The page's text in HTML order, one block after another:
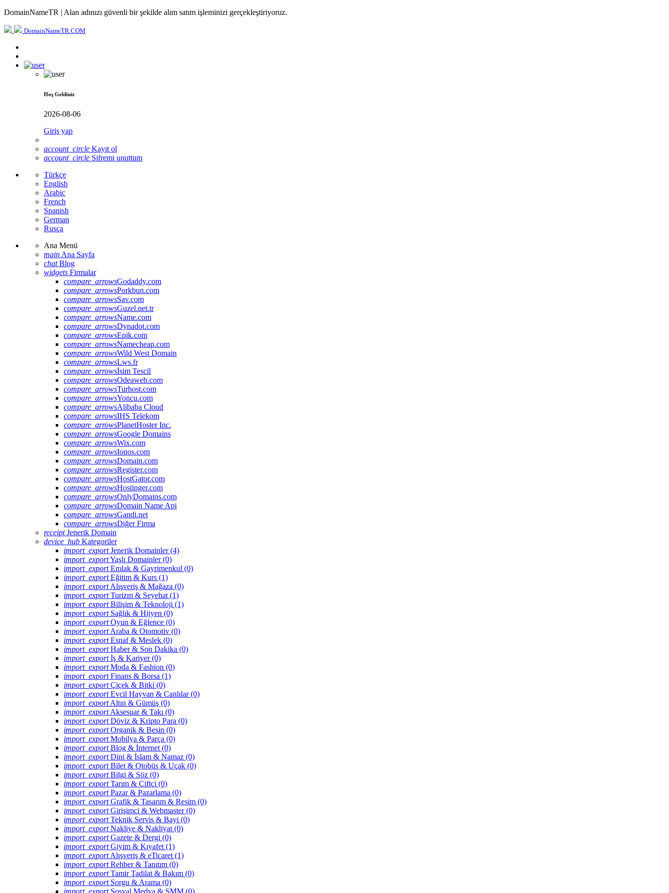
DomainNameTR | Alan adınızı güvenli bir şekilde alım satım işleminizi gerçekleştiriyoruz.
DomainNameTR.COM
Hoş Geldiniz
2026-08-06
Giriş yap
account_circle Kayıt ol
account_circle Şifremi unuttum
Türkçe
English
Arabic
French
Spanish
German
Rusça
Ana Menü
main Ana Sayfa
chatBlog
widgets Firmalar
compare_arrowsGodaddy.com
compare_arrowsPorkbun.com
compare_arrowsSav.com
compare_arrowsGuzel.net.tr
compare_arrowsName.com
compare_arrowsDynadot.com
compare_arrowsEpik.com
compare_arrowsNamecheap.com
compare_arrowsWild West Domain
compare_arrowsLws.fr
compare_arrowsİsim Tescil
compare_arrowsOdeaweb.com
compare_arrowsTurhost.com
compare_arrowsYoncu.com
compare_arrowsAlibaba Cloud
compare_arrowsIHS Telekom
compare_arrowsPlanetHoster Inc.
compare_arrowsGoogle Domains
compare_arrowsWix.com
compare_arrowsIonos.com
compare_arrowsDomain.com
compare_arrowsRegister.com
compare_arrowsHostGator.com
compare_arrowsHostinger.com
compare_arrowsOnlyDomains.com
compare_arrowsDomain Name Api
compare_arrowsGandi.net
compare_arrowsDiğer Firma
receiptJenerik Domain
device_hub Kategoriler
import_exportJenerik Domainler (4)
import_exportYaşlı Domainler (0)
import_exportEmlak & Gayrimenkul (0)
import_exportEğitim & Kurs (1)
import_exportAlışveriş & Mağaza (0)
import_exportTurizm & Seyehat (1)
import_exportBilişim & Teknoloji (1)
import_exportSağlık & Hijyen (0)
import_exportOyun & Eğlence (0)
import_exportAraba & Otomotiv (0)
import_exportEsnaf & Meslek (0)
import_exportHaber & Son Dakika (0)
import_exportİş & Kariyer (0)
import_exportModa & Fashion (0)
import_exportFinans & Borsa (1)
import_exportÇiçek & Bitki (0)
import_exportEvcil Hayvan & Canlılar (0)
import_exportAltın & Gümüş (0)
import_exportAksesuar & Takı (0)
import_exportDöviz & Kripto Para (0)
import_exportOrganik & Besin (0)
import_exportMobilya & Parça (0)
import_exportBlog & İnternet (0)
import_exportDini & İslam & Namaz (0)
import_exportBilet & Otobüs & Uçak (0)
import_exportBilgi & Söz (0)
import_exportTarım & Çiftçi (0)
import_exportPazar & Pazarlama (0)
import_exportGrafik & Tasarım & Resim (0)
import_exportGirişimci & Webmaster (0)
import_exportTeknik Servis & Bayi (0)
import_exportNakliye & Nakliyat (0)
import_exportGazete & Dergi (0)
import_exportGiyim & Kıyafet (1)
import_exportAlışveriş & eTicaret (1)
import_exportRehber & Tanıtım (0)
import_exportTamir Tadilat & Bakım (0)
import_exportSorgu & Arama (0)
import_exportSosyal Medya & SMM (0)